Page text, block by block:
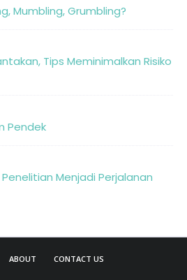
Mumbling, Grumbling?
Tips Meminimalkan Risiko
Pendek
Menjadi Perjalanan
ABOUT CONTACT US